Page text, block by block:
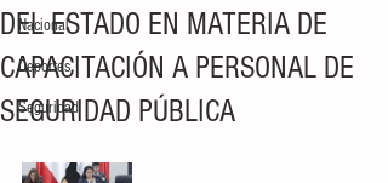
Nacional
Deportes
Seguridad
DEL ESTADO EN MATERIA DE
CAPACITACIÓN A PERSONAL DE
SEGURIDAD PÚBLICA